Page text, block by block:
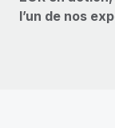
l’un de nos